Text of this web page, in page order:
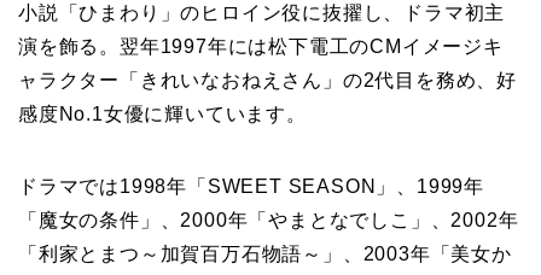
小説「ひまわり」のヒロイン役に抜擢し、ドラマ初主
演を飾る。翌年1997年には松下電工のCMイメージキ
ャラクター「きれいなおねえさん」の2代目を務め、好
感度No.1女優に輝いています。
ドラマでは1998年「SWEET SEASON」、1999年
「魔女の条件」、2000年「やまとなでしこ」、2002年
「利家とまつ～加賀百万石物語～」、2003年「美女か